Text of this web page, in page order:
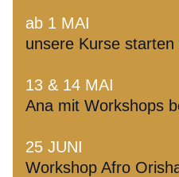
ab 1 MAI
unsere Kurse starten
13 & 14 MAI
Ana mit Workshops
25 JUNI
Workshop Afro